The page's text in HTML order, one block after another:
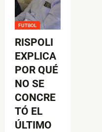
FUTBOL
RISPOLI
EXPLICA
POR QUÉ
NO SE
CONCRE
TÓ EL
ÚLTIMO